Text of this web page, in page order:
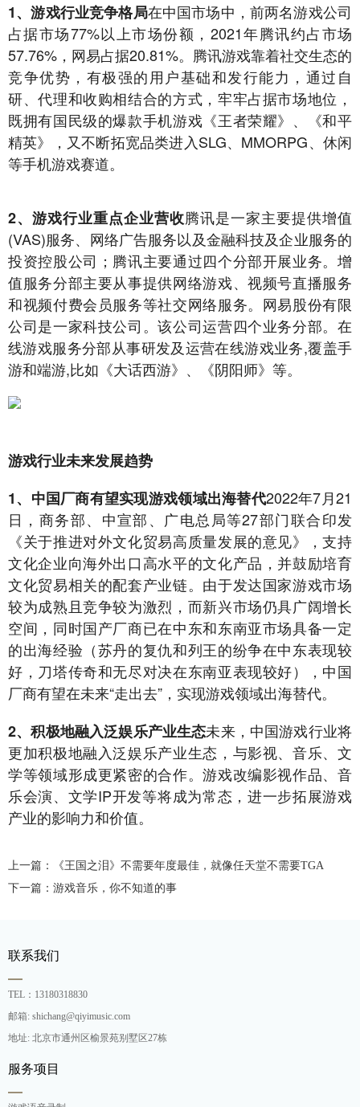
1、游戏行业竞争格局在中国市场中，前两名游戏公司
占据市场77%以上市场份额，2021年腾讯约占市场
57.76%，网易占据20.81%。腾讯游戏靠着社交生态的
竞争优势，有极强的用户基础和发行能力，通过自
研、代理和收购相结合的方式，牢牢占据市场地位，
既拥有国民级的爆款手机游戏《王者荣耀》、《和平
精英》，又不断拓宽品类进入SLG、MMORPG、休闲
等手机游戏赛道。
2、游戏行业重点企业营收腾讯是一家主要提供增值
(VAS)服务、网络广告服务以及金融科技及企业服务的
投资控股公司；腾讯主要通过四个分部开展业务。增
值服务分部主要从事提供网络游戏、视频号直播服务
和视频付费会员服务等社交网络服务。网易股份有限
公司是一家科技公司。该公司运营四个业务分部。在
线游戏服务分部从事研发及运营在线游戏业务,覆盖手
游和端游,比如《大话西游》、《阴阳师》等。
游戏行业未来发展趋势
1、中国厂商有望实现游戏领域出海替代2022年7月21
日，商务部、中宣部、广电总局等27部门联合印发
《关于推进对外文化贸易高质量发展的意见》，支持
文化企业向海外出口高水平的文化产品，并鼓励培育
文化贸易相关的配套产业链。由于发达国家游戏市场
较为成熟且竞争较为激烈，而新兴市场仍具广阔增长
空间，同时国产厂商已在中东和东南亚市场具备一定
的出海经验（苏丹的复仇和列王的纷争在中东表现较
好，刀塔传奇和无尽对决在东南亚表现较好），中国
厂商有望在未来“走出去”，实现游戏领域出海替代。
2、积极地融入泛娱乐产业生态未来，中国游戏行业将
更加积极地融入泛娱乐产业生态，与影视、音乐、文
学等领域形成更紧密的合作。游戏改编影视作品、音
乐会演、文学IP开发等将成为常态，进一步拓展游戏
产业的影响力和价值。
上一篇：《王国之泪》不需要年度最佳，就像任天堂不需要TGA
下一篇：游戏音乐，你不知道的事
联系我们
TEL：13180318830
邮箱: shichang@qiyimusic.com
地址: 北京市通州区榆景苑别墅区27栋
服务项目